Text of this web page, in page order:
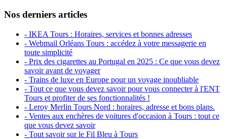
Nos derniers articles
- IKEA Tours : Horaires, services et bonnes adresses
- Webmail Orléans Tours : accédez à votre messagerie en
toute simplicité
- Prix des cigarettes au Portugal en 2025 : Ce que vous devez
savoir avant de voyager
- Trains de luxe en Europe pour un voyage inoubliable
- Tout ce que vous devez savoir pour vous connecter à l'ENT
Tours et profiter de ses fonctionnalités !
- Leroy Merlin Tours Nord : horaires, adresse et bons plans.
- Ventes aux enchères de voitures d'occasion à Tours : tout ce
que vous devez savoir
- Tout savoir sur le Fil Bleu à Tours